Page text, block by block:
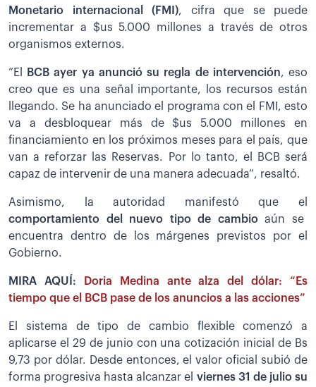
Monetario internacional (FMI), cifra que se puede
incrementar a $us 5.000 millones a través de otros
organismos externos.
“El BCB ayer ya anunció su regla de intervención, eso
creo que es una señal importante, los recursos están
llegando. Se ha anunciado el programa con el FMI, esto
va a desbloquear más de $us 5.000 millones en
financiamiento en los próximos meses para el país, que
van a reforzar las Reservas. Por lo tanto, el BCB será
capaz de intervenir de una manera adecuada”, resaltó.
Asimismo, la autoridad manifestó que el
comportamiento del nuevo tipo de cambio aún se
encuentra dentro de los márgenes previstos por el
Gobierno.
MIRA AQUÍ:
Doria Medina ante alza del dólar: “Es
tiempo que el BCB pase de los anuncios a las acciones”
El sistema de tipo de cambio flexible comenzó a
aplicarse el 29 de junio con una cotización inicial de Bs
9,73 por dólar. Desde entonces, el valor oficial subió de
forma progresiva hasta alcanzar el viernes 31 de julio su